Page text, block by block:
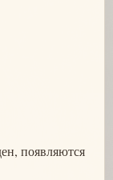
появляются